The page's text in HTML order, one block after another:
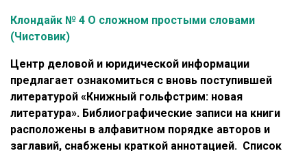
Клондайк № 4 О сложном простыми словами
(Чистовик)
Центр деловой и юридической информации
предлагает ознакомиться с вновь поступившей
литературой «Книжный гольфстрим: новая
литература». Библиографические записи на книги
расположены в алфавитном порядке авторов и
заглавий, снабжены краткой аннотацией. Список